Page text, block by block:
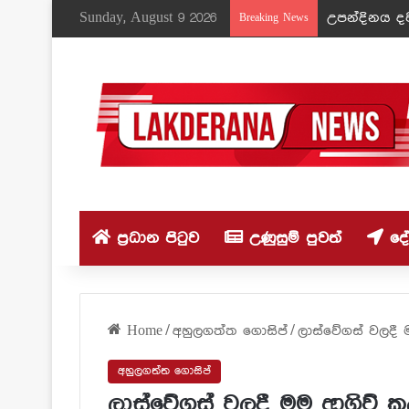
Sunday, August 9 2026 Breaking News උපන්දිනය
ප්‍රධාන පිටුව උණුසුම් පුවත්
Home/අහුලගත්ත ගොසිප්/ලාස්වේගස් වලදී
අහුලගත්ත ගොසිප්